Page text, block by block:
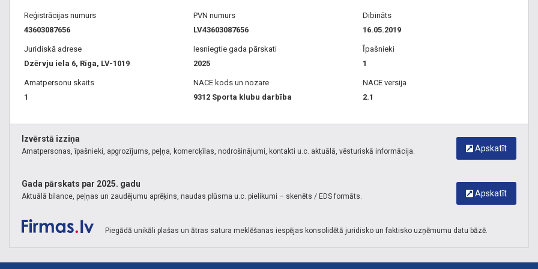
Reģistrācijas numurs
43603087656
PVN numurs
LV43603087656
Dibināts
16.05.2019
Juridiskā adrese
Dzērvju iela 6, Rīga, LV-1019
Iesniegtie gada pārskati
2025
Īpašnieki
1
Amatpersonu skaits
1
NACE kods un nozare
9312 Sporta klubu darbība
NACE versija
2.1
Apskatīt
Izvērstā izziņa
Amatpersonas, īpašnieki, apgrozījums, peļņa, komercķīlas, nodrošinājumi, kontakti u.c. aktuālā, vēsturiskā informācija.
Apskatīt
Gada pārskats par 2025. gadu
Aktuālā bilance, peļņas un zaudējumu aprēķins, naudas plūsma u.c. pielikumi – skenēts / EDS formāts.
Piegādā unikāli plašas un ātras satura meklēšanas iespējas konsolidētā juridisko un faktisko uzņēmumu datu bāzē.